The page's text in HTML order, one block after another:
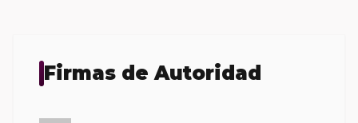
Firmas de Autoridad